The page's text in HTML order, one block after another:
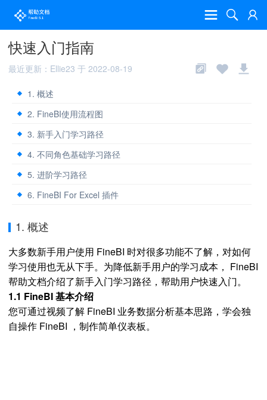
快速入门指南
最近更新：Ellie23 于 2022-08-19
1. 概述
2. FineBI使用流程图
3. 新手入门学习路径
4. 不同角色基础学习路径
5. 进阶学习路径
6. FineBI For Excel 插件
1. 概述
大多数新手用户使用 FineBI 时对很多功能不了解，对如何
学习使用也无从下手。为降低新手用户的学习成本， FineBI
帮助文档介绍了新手入门学习路径，帮助用户快速入门。
1.1 FineBI 基本介绍
您可通过视频了解 FineBI 业务数据分析基本思路，学会独
自操作 FineBI ，制作简单仪表板。